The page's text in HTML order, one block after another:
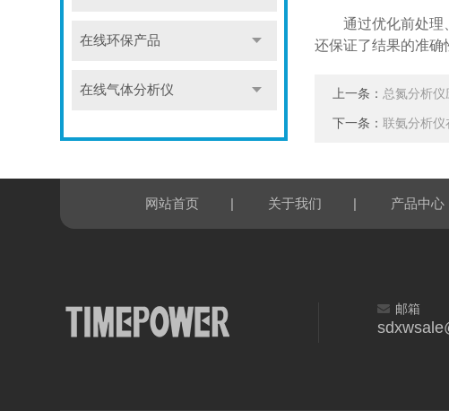
在线环保产品
在线气体分析仪
通过优化前处理
还保证了结果的准确
上一条： 总氮分析仪
下一条：联氨分析仪
网站首页 | 关于我们 | 产品中心
邮箱